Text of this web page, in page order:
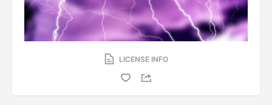
LICENSE INFO